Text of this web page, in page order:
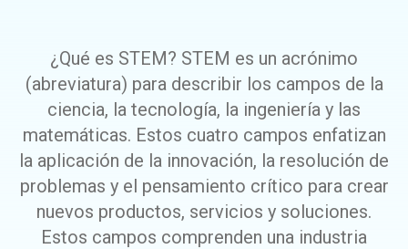
¿Qué es STEM? STEM es un acrónimo
(abreviatura) para describir los campos de la
ciencia, la tecnología, la ingeniería y las
matemáticas. Estos cuatro campos enfatizan
la aplicación de la innovación, la resolución de
problemas y el pensamiento crítico para crear
nuevos productos, servicios y soluciones.
Estos campos comprenden una industria